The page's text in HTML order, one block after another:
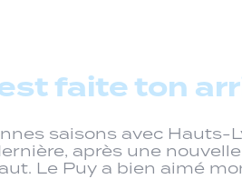
faite ton
saisons avec
après une
Le Puy a bien aimé